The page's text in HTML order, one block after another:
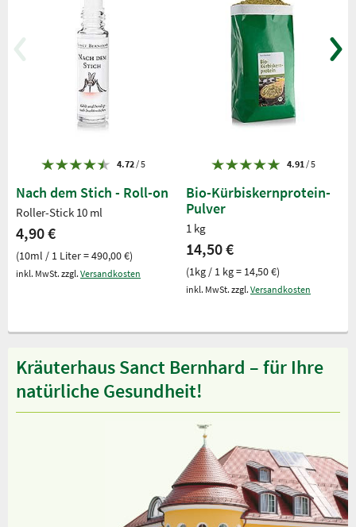
4.72/ 5
Nach dem Stich - Roll-on
Roller-Stick 10 ml
4,90 €
(10ml / 1 Liter = 490,00 €)
inkl. MwSt. zzgl. Versandkosten
4.91 / 5
Bio-Kürbiskernprotein-
Pulver
1 kg
14,50 €
(1kg / 1 kg = 14,50 €)
inkl. MwSt. zzgl. Versandkosten
Kräuterhaus Sanct Bernhard – für Ihre
natürliche Gesundheit!